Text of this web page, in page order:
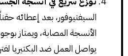
السيفتيوفور، بعد إعطائه
الأنسجة المصابة، ويمتاز
يواصل العمل ضد البكتيريا